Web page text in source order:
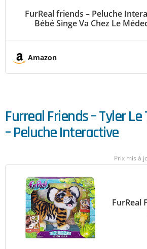
FurReal friends – Peluche
Bébé Singe Va Chez Le
Amazon
Furreal Friends – Tyler
– Peluche Interactive
FurReal